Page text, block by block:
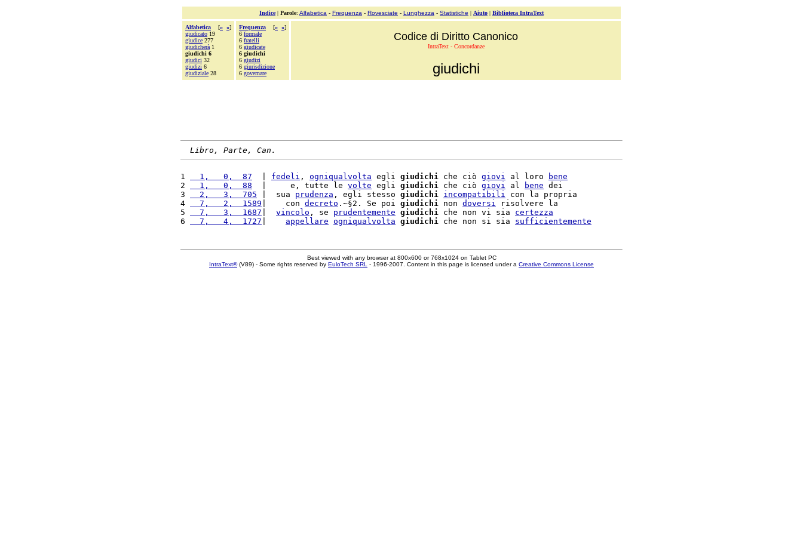
Indice| Parole: Alfabetica - Frequenza - Rovesciate - Lunghezza - Statistiche | Aiuto | Biblioteca IntraText
Alfabetica [« »]
giudicato 19
giudice 277
giudicherà 1
giudichi 6
giudici 32
giudizi 6
giudiziale 28
Frequenza [« »]
6 formale
6 fratelli
6 giudicate
6 giudichi
6 giudizi
6 giurisdizione
6 governare
Codice di Diritto Canonico
IntraText - Concordanze
giudichi
Libro, Parte, Can.
1
  1,   0,  87
fedeli , ogniqualvolta egli giudichi che ciò giovi al loro
bene
2
  1,   0,  88
  |     e, tutte le
volte egli giudichi che ciò giovi al bene dei
3
  2,   3,  705
|  sua prudenza , egli stesso giudichi incompatibili con la propria
4
  7,   2,  1589
|    con decreto .~§2. Se poi giudichi non doversi risolvere la
5
  7,   3,  1687
vincolo , se prudentemente giudichi che non vi sia certezza
6
  7,   4,  1727
appellare ogniqualvolta giudichi che non si sia sufficientemente
Best viewed with any browser at 800x600 or 768x1024 on Tablet PC
IntraText®(V89) - Some rights reserved by EuloTech SRL - 1996-2007. Content in this page is licensed under a Creative Commons License